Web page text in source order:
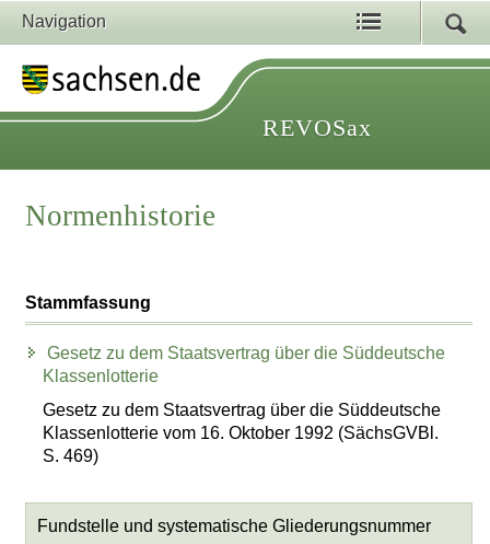
Navigation
REVOSax
Normenhistorie
Stammfassung
Gesetz zu dem Staatsvertrag über die Süddeutsche
Klassenlotterie
Gesetz zu dem Staatsvertrag über die Süddeutsche
Klassenlotterie vom 16. Oktober 1992 (SächsGVBl.
S. 469)
Fundstelle und systematische Gliederungsnummer